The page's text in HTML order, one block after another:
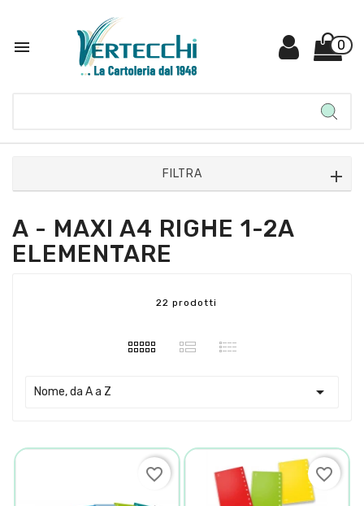
 0
FILTRA
A - MAXI A4 RIGHE 1-2A
ELEMENTARE
22 prodotti
Nome, da A a Z 
favorite_border favorite_border